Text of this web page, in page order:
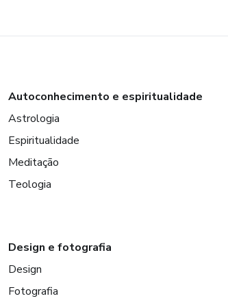
Autoconhecimento e espiritualidade
Astrologia
Espiritualidade
Meditação
Teologia
Design e fotografia
Design
Fotografia